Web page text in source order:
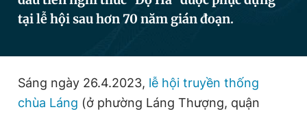
Đọc Thanh Niên trên điện thoại
Theo dõi báo trên
tại lễ hội sau hơn 70 năm gián đoạn.
Sáng ngày 26.4.2023, lễ hội truyền thống
chùa Láng (ở phường Láng Thượng, quận